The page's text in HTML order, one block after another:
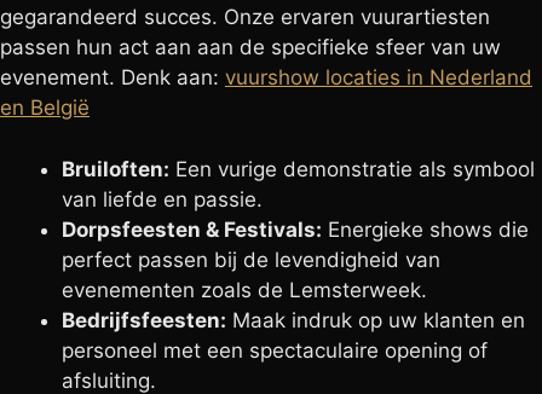
gegarandeerd succes. Onze ervaren vuurartiesten
passen hun act aan aan de specifieke sfeer van uw
evenement. Denk aan: vuurshow locaties in Nederland
en België
Bruiloften: Een vurige demonstratie als symbool
van liefde en passie.
Dorpsfeesten & Festivals: Energieke shows die
perfect passen bij de levendigheid van
evenementen zoals de Lemsterweek.
Bedrijfsfeesten: Maak indruk op uw klanten en
personeel met een spectaculaire opening of
afsluiting.